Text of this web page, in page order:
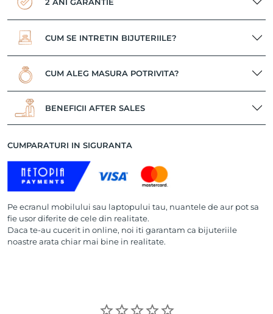
CUM SE INTRETIN BIJUTERIILE?
CUM ALEG MASURA POTRIVITA?
BENEFICII AFTER SALES
CUMPARATURI IN SIGURANTA
Pe ecranul mobilului sau laptopului tau, nuantele de aur pot sa
fie usor diferite de cele din realitate.
Daca te-au cucerit in online, noi iti garantam ca bijuteriile
noastre arata chiar mai bine in realitate.